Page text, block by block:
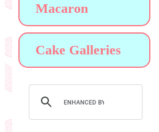
Macaron
Cake Galleries